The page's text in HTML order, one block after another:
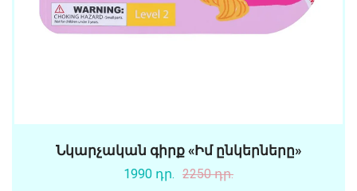
Նկարչական գիրք «Իմ ընկերները»
1990 դր. 2250 դր.